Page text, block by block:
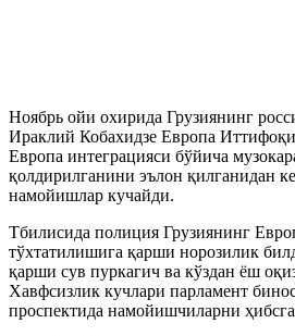
Ноябрь ойи охирида Грузиянинг
Ираклий Кобахидзе Европа
Европа интеграцияси бўйича
қолдирилганини эълон қилганидан
намойишлар кучайди.
Тбилисида полиция Грузиянинг
тўхтатилишига қарши норозилик
қарши сув пуркагич ва кўздан ёш
Хавфсизлик кучлари парламент
проспектида намойишчиларни